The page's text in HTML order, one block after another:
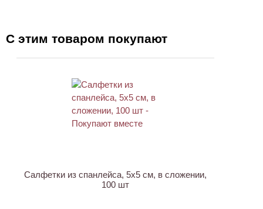
С этим товаром покупают
Салфетки из спанлейса, 5х5 см, в сложении,
100 шт